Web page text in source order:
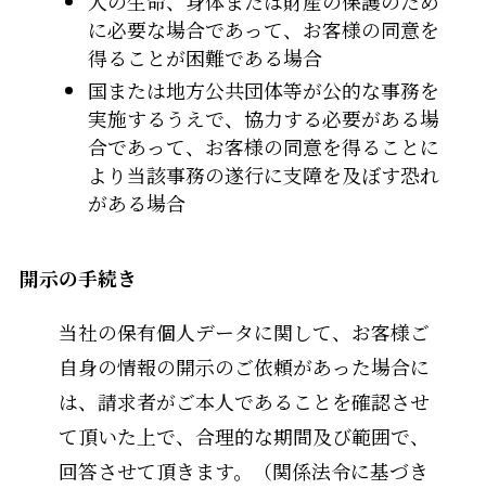
に必要な場合であって、お客様の同意を
得ることが困難である場合
国または地方公共団体等が公的な事務を
実施するうえで、協力する必要がある場
合であって、お客様の同意を得ることに
より当該事務の遂行に支障を及ぼす恐れ
がある場合
開示の手続き
当社の保有個人データに関して、お客様ご
自身の情報の開示のご依頼があった場合に
は、請求者がご本人であることを確認させ
て頂いた上で、合理的な期間及び範囲で、
回答させて頂きます。（関係法令に基づき